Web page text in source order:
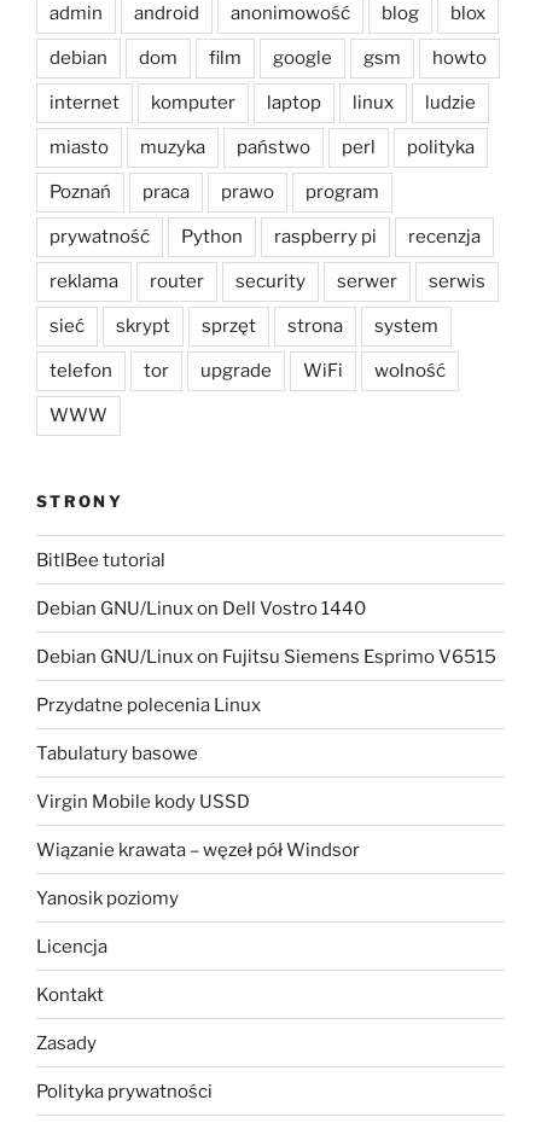
admin android anonimowość blog blox
debian dom film google gsm howto
internet komputer laptop linux ludzie
miasto muzyka państwo perl polityka
Poznań praca prawo program
prywatność Python raspberry pi recenzja
reklama router security serwer serwis
sieć skrypt sprzęt strona system
telefon tor upgrade WiFi wolność
WWW
STRONY
BitlBee tutorial
Debian GNU/Linux on Dell Vostro 1440
Debian GNU/Linux on Fujitsu Siemens Esprimo V6515
Przydatne polecenia Linux
Tabulatury basowe
Virgin Mobile kody USSD
Wiązanie krawata – węzeł pół Windsor
Yanosik poziomy
Licencja
Kontakt
Zasady
Polityka prywatności